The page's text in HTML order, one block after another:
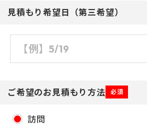
見積もり希望日（第三希望）
ご希望のお見積もり方法 必須
訪問